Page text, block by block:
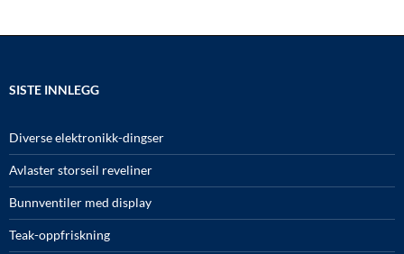
SISTE INNLEGG
Diverse elektronikk-dingser
Avlaster storseil reveliner
Bunnventiler med display
Teak-oppfriskning